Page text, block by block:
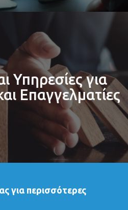
Υπηρεσίες για
Επαγγελματίες
για περισσότερες